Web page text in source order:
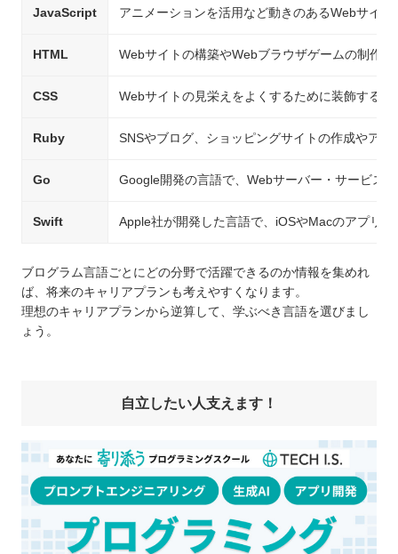
JavaScript アニメーションを活用など動きのあるWebサイ
HTML Webサイトの構築やWebブラウザゲームの制作
CSS Webサイトの見栄えをよくするために装飾する際
Ruby SNSやブログ、ショッピングサイトの作成やア
Go Google開発の言語で、Webサーバー・サービス
Swift Apple社が開発した言語で、iOSやMacのアプリ
ブログラム言語ごとにどの分野で活躍できるのか情報を集めれ
ば、将来のキャリアプランも考えやすくなります。
理想のキャリアプランから逆算して、学ぶべき言語を選びまし
ょう。
自立したい人支えます！